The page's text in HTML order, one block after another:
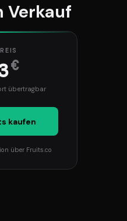
Verkauf
€
übertragbar
kaufen
über Fruits.co